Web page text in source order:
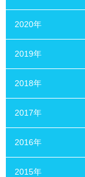
2020年
2019年
2018年
2017年
2016年
2015年